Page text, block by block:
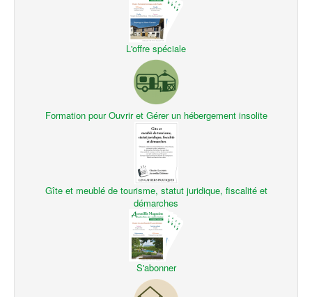
L'offre spéciale
Formation pour Ouvrir et Gérer un hébergement insolite
Gîte et meublé de tourisme, statut juridique, fiscalité et
démarches
S'abonner